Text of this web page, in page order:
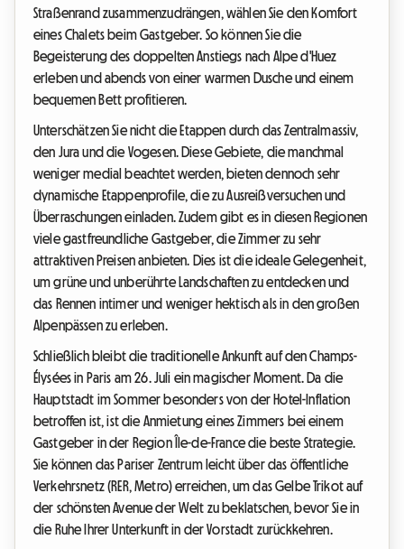
Straßenrand zusammenzudrängen, wählen Sie den Komfort
eines Chalets beim Gastgeber. So können Sie die
Begeisterung des doppelten Anstiegs nach Alpe d'Huez
erleben und abends von einer warmen Dusche und einem
bequemen Bett profitieren.
Unterschätzen Sie nicht die Etappen durch das Zentralmassiv,
den Jura und die Vogesen. Diese Gebiete, die manchmal
weniger medial beachtet werden, bieten dennoch sehr
dynamische Etappenprofile, die zu Ausreißversuchen und
Überraschungen einladen. Zudem gibt es in diesen Regionen
viele gastfreundliche Gastgeber, die Zimmer zu sehr
attraktiven Preisen anbieten. Dies ist die ideale Gelegenheit,
um grüne und unberührte Landschaften zu entdecken und
das Rennen intimer und weniger hektisch als in den großen
Alpenpässen zu erleben.
Schließlich bleibt die traditionelle Ankunft auf den Champs-
Élysées in Paris am 26. Juli ein magischer Moment. Da die
Hauptstadt im Sommer besonders von der Hotel-Inflation
betroffen ist, ist die Anmietung eines Zimmers bei einem
Gastgeber in der Region Île-de-France die beste Strategie.
Sie können das Pariser Zentrum leicht über das öffentliche
Verkehrsnetz (RER, Metro) erreichen, um das Gelbe Trikot auf
der schönsten Avenue der Welt zu beklatschen, bevor Sie in
die Ruhe Ihrer Unterkunft in der Vorstadt zurückkehren.